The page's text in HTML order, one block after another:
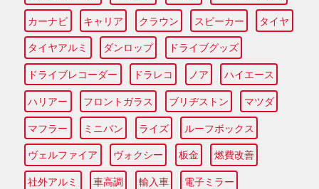
カーナビ キャリア クラウン スピーカー タイヤ
タイヤアルミ ダンロップ ドライブグッズ
ドライブレコーダー ドラレコ ノア ハイエース
ハリアー フロントガラス ブリヂストン マツダ
マフラー ミニバン ライズ ルーフボックス
ヴェルファイア ヴォクシー 板金 燃費改善
社外アルミ 車高調 輸入車 電子ミラー